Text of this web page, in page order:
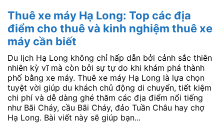
Thuê xe máy Hạ Long: Top các địa
điểm cho thuê và kinh nghiệm thuê xe
máy cần biết
Du lịch Hạ Long không chỉ hấp dẫn bởi cảnh sắc thiên
nhiên kỳ vĩ mà còn bởi sự tự do khi khám phá thành
phố bằng xe máy. Thuê xe máy Hạ Long là lựa chọn
tuyệt vời giúp du khách chủ động di chuyển, tiết kiệm
chi phí và dễ dàng ghé thăm các địa điểm nổi tiếng
như Bãi Cháy, cầu Bãi Cháy, đảo Tuần Châu hay chợ
Hạ Long. Bài viết này sẽ giúp bạn...